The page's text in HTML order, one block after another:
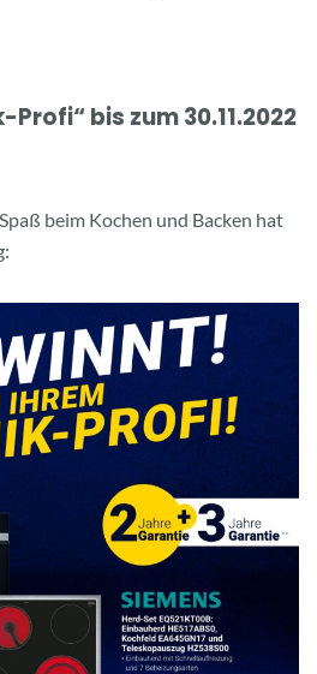
bis zum 30.11.2022
beim Kochen und Backen hat